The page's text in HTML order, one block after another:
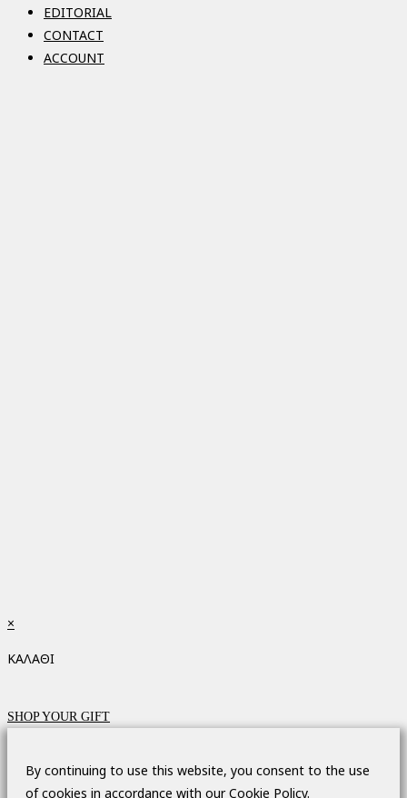
EDITORIAL
CONTACT
ACCOUNT
×
ΚΑΛΑΘΙ
SHOP YOUR GIFT
By continuing to use this website, you consent to the use
of cookies in accordance with our Cookie Policy.